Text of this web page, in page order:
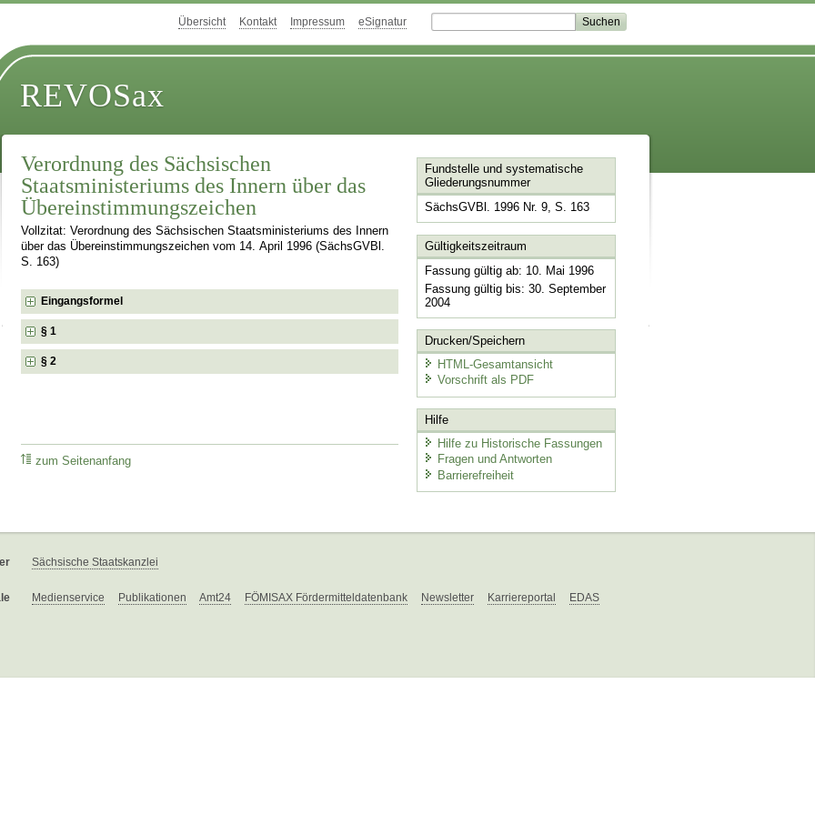
Übersicht Kontakt Impressum eSignatur
REVOSax
Verordnung des Sächsischen
Staatsministeriums des Innern über das
Übereinstimmungszeichen
Vollzitat: Verordnung des Sächsischen Staatsministeriums des Innern
über das Übereinstimmungszeichen vom 14. April 1996 (SächsGVBl.
S. 163)
Eingangsformel
§ 1
§ 2
zum Seitenanfang
Fundstelle und systematische
Gliederungsnummer
SächsGVBl. 1996 Nr. 9, S. 163
Gültigkeitszeitraum
Fassung gültig ab: 10. Mai 1996
Fassung gültig bis: 30. September
2004
Drucken/Speichern
HTML-Gesamtansicht
Vorschrift als PDF
Hilfe
Hilfe zu Historische Fassungen
Fragen und Antworten
Barrierefreiheit
Sächsische Staatskanzlei
Medienservice Publikationen Amt24 FÖMISAX Fördermitteldatenbank Newsletter Karriereportal EDAS